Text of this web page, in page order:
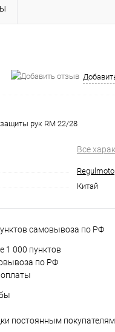
рук RM 22/28
Все
Regulmoto
Китай
1 000 пунктов
по РФ